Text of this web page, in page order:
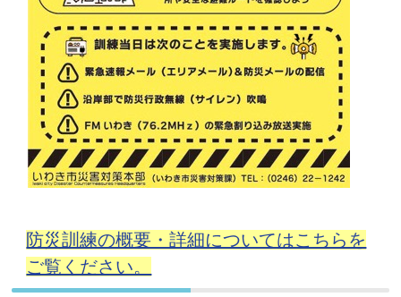
防災訓練の概要・詳細についてはこちらを
ご覧ください。